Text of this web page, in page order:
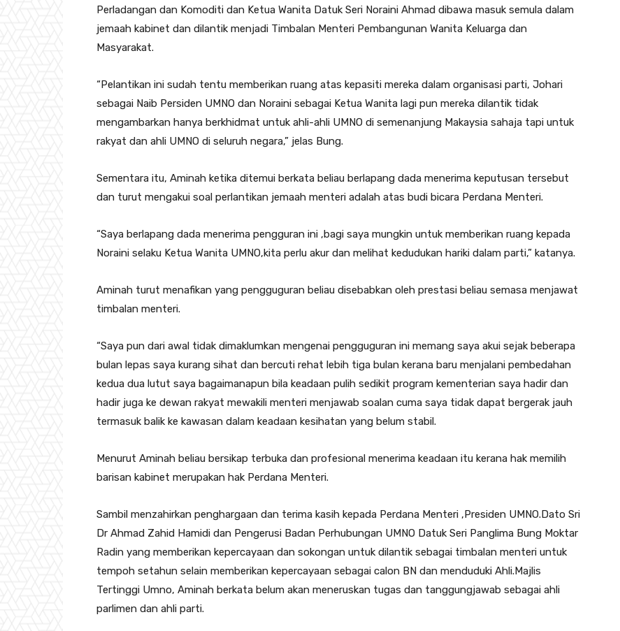
Perladangan dan Komoditi dan Ketua Wanita Datuk Seri Noraini Ahmad dibawa masuk semula dalam
jemaah kabinet dan dilantik menjadi Timbalan Menteri Pembangunan Wanita Keluarga dan
Masyarakat.
“Pelantikan ini sudah tentu memberikan ruang atas kepasiti mereka dalam organisasi parti, Johari
sebagai Naib Persiden UMNO dan Noraini sebagai Ketua Wanita lagi pun mereka dilantik tidak
mengambarkan hanya berkhidmat untuk ahli-ahli UMNO di semenanjung Makaysia sahaja tapi untuk
rakyat dan ahli UMNO di seluruh negara,” jelas Bung.
Sementara itu, Aminah ketika ditemui berkata beliau berlapang dada menerima keputusan tersebut
dan turut mengakui soal perlantikan jemaah menteri adalah atas budi bicara Perdana Menteri.
“Saya berlapang dada menerima pengguran ini ,bagi saya mungkin untuk memberikan ruang kepada
Noraini selaku Ketua Wanita UMNO,kita perlu akur dan melihat kedudukan hariki dalam parti,” katanya.
Aminah turut menafikan yang pengguguran beliau disebabkan oleh prestasi beliau semasa menjawat
timbalan menteri.
“Saya pun dari awal tidak dimaklumkan mengenai pengguguran ini memang saya akui sejak beberapa
bulan lepas saya kurang sihat dan bercuti rehat lebih tiga bulan kerana baru menjalani pembedahan
kedua dua lutut saya bagaimanapun bila keadaan pulih sedikit program kementerian saya hadir dan
hadir juga ke dewan rakyat mewakili menteri menjawab soalan cuma saya tidak dapat bergerak jauh
termasuk balik ke kawasan dalam keadaan kesihatan yang belum stabil.
Menurut Aminah beliau bersikap terbuka dan profesional menerima keadaan itu kerana hak memilih
barisan kabinet merupakan hak Perdana Menteri.
Sambil menzahirkan penghargaan dan terima kasih kepada Perdana Menteri ,Presiden UMNO.Dato Sri
Dr Ahmad Zahid Hamidi dan Pengerusi Badan Perhubungan UMNO Datuk Seri Panglima Bung Moktar
Radin yang memberikan kepercayaan dan sokongan untuk dilantik sebagai timbalan menteri untuk
tempoh setahun selain memberikan kepercayaan sebagai calon BN dan menduduki Ahli.Majlis
Tertinggi Umno, Aminah berkata belum akan meneruskan tugas dan tanggungjawab sebagai ahli
parlimen dan ahli parti.